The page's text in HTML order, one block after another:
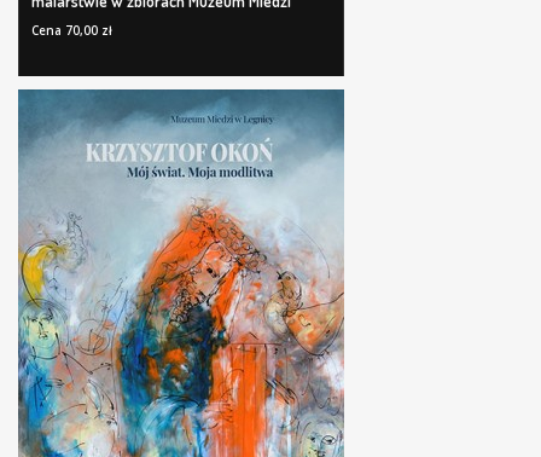
Cena 70,00 zł